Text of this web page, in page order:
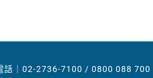
話｜02-2736-7100 / 0800 088 700